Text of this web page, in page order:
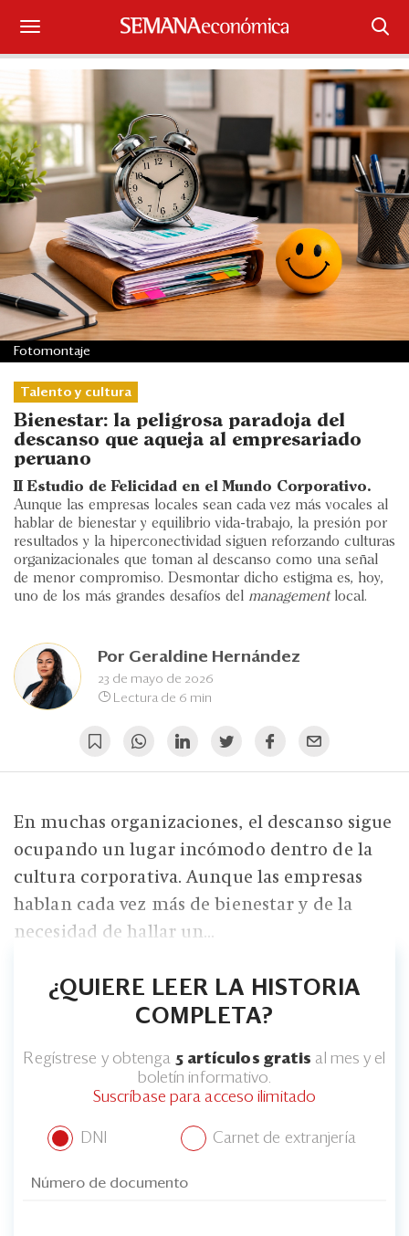
Suscríbase
Iniciar sesión
Portada
¿Qué está pasando?
Sectores y Empresas
Management
Economía y Finanzas
Legal y Política
Ranking CEO
Edición Impresa
Talento y cultura
Bienestar: la peligrosa paradoja del
descanso que aqueja al empresariado
peruano
II Estudio de Felicidad en el Mundo Corporativo.
Aunque las empresas locales sean cada vez más vocales al
hablar de bienestar y equilibrio vida-trabajo, la presión por
resultados y la hiperconectividad siguen reforzando culturas
organizacionales que toman al descanso como una señal
de menor compromiso. Desmontar dicho estigma es, hoy,
uno de los más grandes desafíos del management local.
Por Geraldine Hernández
23 de mayo de 2026
Lectura de 6 min
Fotomontaje
En muchas organizaciones, el descanso sigue
ocupando un lugar incómodo dentro de la
cultura corporativa. Aunque las empresas
hablan cada vez más de bienestar y de la
necesidad de hallar un...
¿QUIERE LEER LA HISTORIA
COMPLETA?
Regístrese y obtenga 5 artículos gratis al mes y el
boletín informativo.
Suscríbase para acceso ilimitado
DNI Carnet de extranjería